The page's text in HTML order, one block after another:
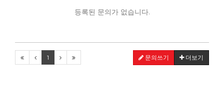
등록된 문의가 없습니다.
1 문의쓰기 더보기